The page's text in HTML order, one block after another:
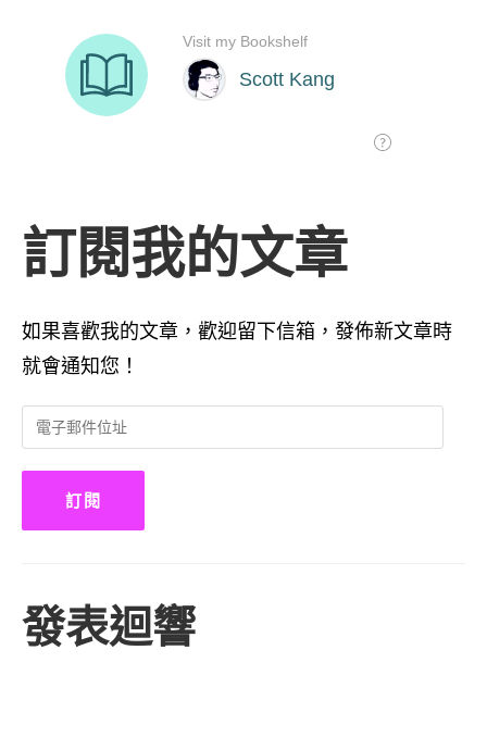
訂閱我的文章
如果喜歡我的文章，歡迎留下信箱，發佈新文章時
就會通知您！
子
郵
位
訂閱
發表迴響